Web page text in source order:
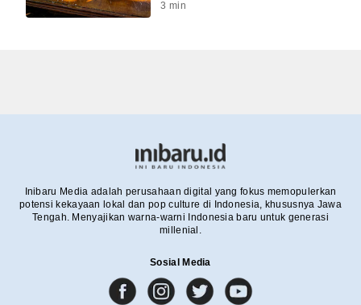
3 min
Inibaru Media adalah perusahaan digital yang fokus memopulerkan
potensi kekayaan lokal dan pop culture di Indonesia, khususnya Jawa
Tengah. Menyajikan warna-warni Indonesia baru untuk generasi
millenial.
Sosial Media